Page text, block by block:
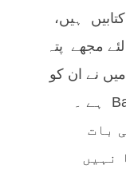
ہیں،
مجھے پتہ
نے ان کو
بتا دیاتھا کہ یہ میری Background ہے ۔
بات
نہیں